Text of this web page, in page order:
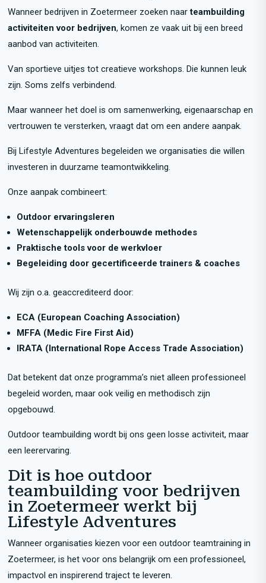
Wanneer bedrijven in Zoetermeer zoeken naarteambuilding
activiteiten voor bedrijven, komen ze vaak uit bij een breed
aanbod van activiteiten.
Van sportieve uitjes tot creatieve workshops. Die kunnen leuk
zijn. Soms zelfs verbindend.
Maar wanneer het doel is om samenwerking, eigenaarschap en
vertrouwen te versterken, vraagt dat om een andere aanpak.
Bij Lifestyle Adventures begeleiden we organisaties die willen
investeren in duurzame teamontwikkeling.
Onze aanpak combineert:
Outdoor ervaringsleren
Wetenschappelijk onderbouwde methodes
Praktische tools voor de werkvloer
Begeleiding door gecertificeerde trainers & coaches
Wij zijn o.a. geaccrediteerd door:
ECA (European Coaching Association)
MFFA (Medic Fire First Aid)
IRATA (International Rope Access Trade Association)
Dat betekent dat onze programma’s niet alleen professioneel
begeleid worden, maar ook veilig en methodisch zijn
opgebouwd.
Outdoor teambuilding wordt bij ons geen losse activiteit, maar
een leerervaring.
Dit is hoe outdoor
teambuilding voor bedrijven
in Zoetermeer werkt bij
Lifestyle Adventures
Wanneer organisaties kiezen voor een outdoor teamtraining in
Zoetermeer, is het voor ons belangrijk om een professioneel,
impactvol en inspirerend traject te leveren.